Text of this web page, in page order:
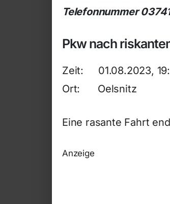
Telefonnummer
Pkw nach
Zeit: 01.08.2023,
Ort: Oelsnitz
Eine rasante Fahrt
Anzeige